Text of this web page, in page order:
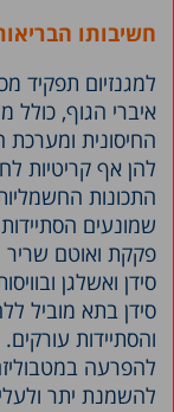
חשיבותו
למגנזיום תפקיד
איברי הגוף,
החיסונית ומערכת
להן אף קריטיות
התכונות
שמונעים
פקקת ואוטם שריר
סידן ואשלגן
סידן בתא מוביל
והסתיידות
להפרעה
להשמנת יתר